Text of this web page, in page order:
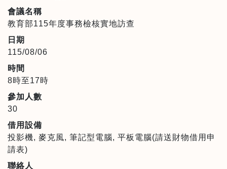
會議名稱
教育部115年度事務檢核實地訪查
日期
115/08/06
時間
8時至17時
參加人數
30
借用設備
投影機, 麥克風, 筆記型電腦, 平板電腦(請送財物借用申
請表)
聯絡人